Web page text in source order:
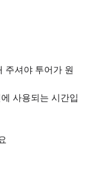
주셔야 투어가 원
사용되는 시간입